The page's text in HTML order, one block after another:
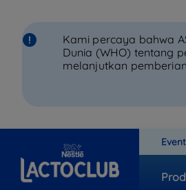
Kami percaya bahwa
Dunia (WHO) tentang
melanjutkan pemberian